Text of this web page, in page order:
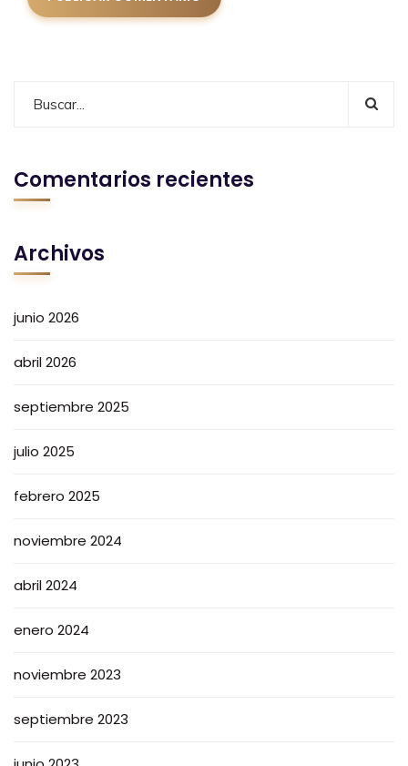
Comentarios recientes
Archivos
junio 2026
abril 2026
septiembre 2025
julio 2025
febrero 2025
noviembre 2024
abril 2024
enero 2024
noviembre 2023
septiembre 2023